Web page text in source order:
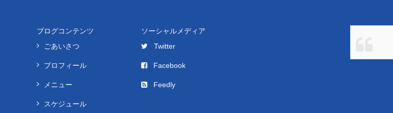
ブログコンテンツ
ごあいさつ
プロフィール
メニュー
スケジュール
ソーシャルメディア
Twitter
Facebook
Feedly